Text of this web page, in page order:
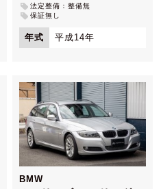
法定整備：整備無
保証無し
年式 平成14年
BMW